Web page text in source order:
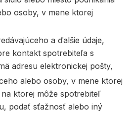
osoby, v mene ktorej
a ďalšie údaje,
kontakt spotrebiteľa s
adresu elektronickej pošty,
alebo osoby, v mene ktorej
ktorej môže spotrebiteľ
podať sťažnosť alebo iný